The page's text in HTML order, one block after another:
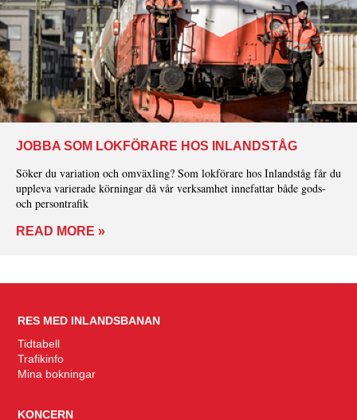
JOBBA SOM LOKFÖRARE HOS INLANDSTÅG
Söker du variation och omväxling? Som lokförare hos Inlandståg får du
uppleva varierade körningar då vår verksamhet innefattar både gods-
och persontrafik
READ MORE »
RES MED INLANDSBANAN
Tidtabell
Trafikinfo
Mina bokningar
KONCERN